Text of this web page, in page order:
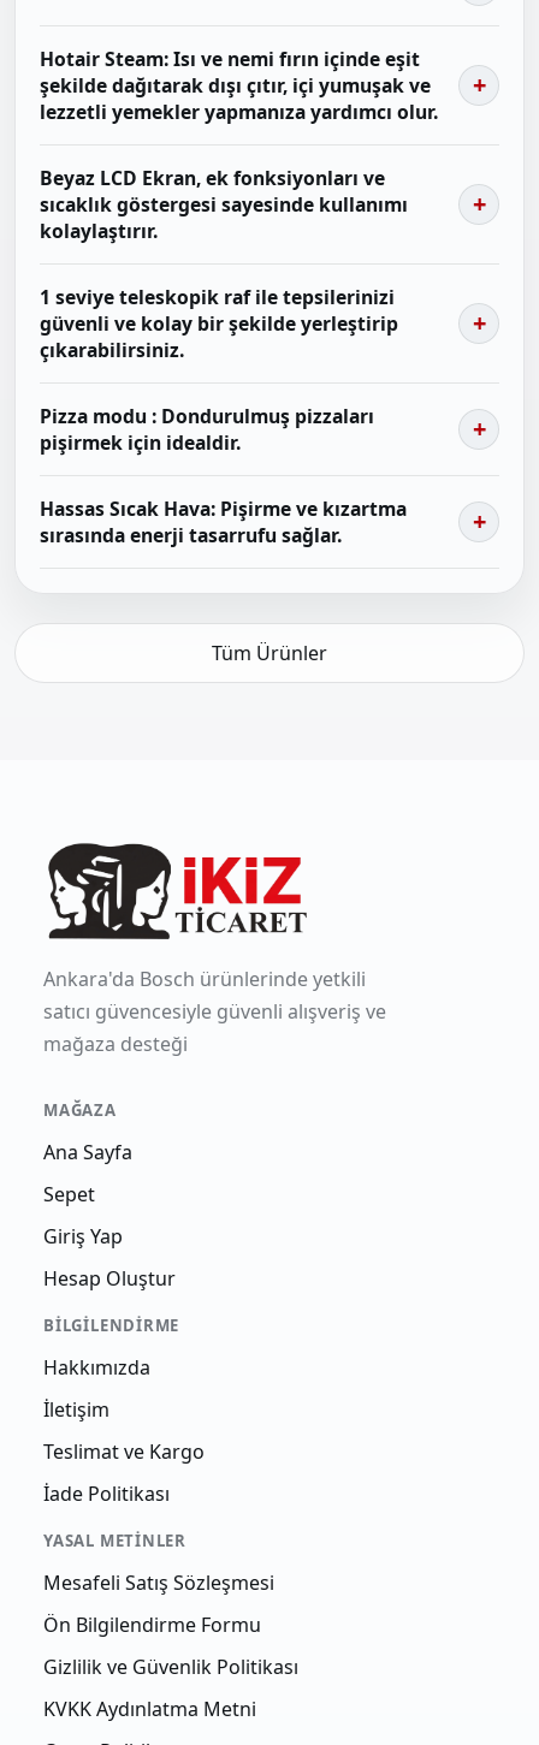
Hotair Steam: Isı ve nemi fırın içinde eşit
şekilde dağıtarak dışı çıtır, içi yumuşak ve
lezzetli yemekler yapmanıza yardımcı olur.
Beyaz LCD Ekran, ek fonksiyonları ve
sıcaklık göstergesi sayesinde kullanımı
kolaylaştırır.
1 seviye teleskopik raf ile tepsilerinizi
güvenli ve kolay bir şekilde yerleştirip
çıkarabilirsiniz.
Pizza modu : Dondurulmuş pizzaları
pişirmek için idealdir.
Hassas Sıcak Hava: Pişirme ve kızartma
sırasında enerji tasarrufu sağlar.
Tüm Ürünler
Ankara'da Bosch ürünlerinde yetkili
satıcı güvencesiyle güvenli alışveriş ve
mağaza desteği
MAĞAZA
Ana Sayfa
Sepet
Giriş Yap
Hesap Oluştur
BILGILENDIRME
Hakkımızda
İletişim
Teslimat ve Kargo
İade Politikası
YASAL METINLER
Mesafeli Satış Sözleşmesi
Ön Bilgilendirme Formu
Gizlilik ve Güvenlik Politikası
KVKK Aydınlatma Metni